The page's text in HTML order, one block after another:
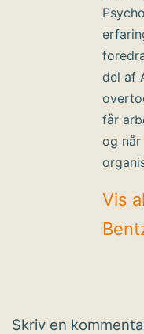
del af
får
og
Vis
Skriv en